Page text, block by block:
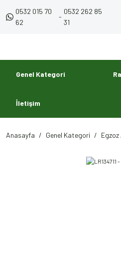
0532 015 70
62
-
0532 262 85
31
Genel Kategori
İletişim
Anasayfa Genel Kategori Egzoz